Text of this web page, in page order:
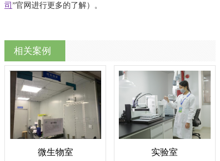
司 ”官网进行更多的了解）。
相关案例
微生物室 实验室